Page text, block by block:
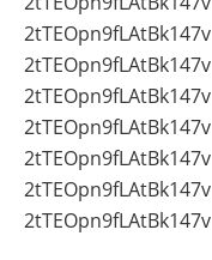
2tTEOpn9fLAtBk147v
2tTEOpn9fLAtBk147v
2tTEOpn9fLAtBk147v
2tTEOpn9fLAtBk147v
2tTEOpn9fLAtBk147v
2tTEOpn9fLAtBk147v
2tTEOpn9fLAtBk147v